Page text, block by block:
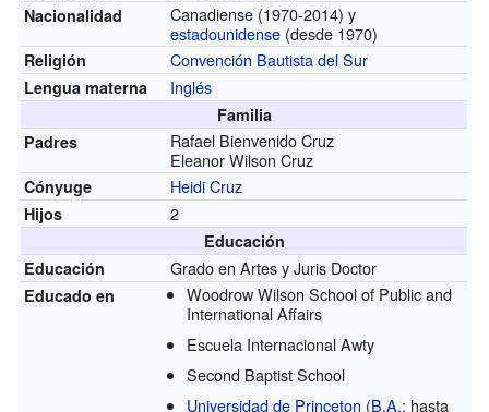
Nacionalidad Canadiense (1970-2014) y
estadounidense (desde 1970)
Religión Convención Bautista del Sur
Lengua materna Inglés
Familia
Padres
Rafael Bienvenido Cruz
Eleanor Wilson Cruz
Cónyuge Heidi Cruz
Hijos 2
Educación
Educación
Grado en Artes y Juris Doctor
Educado en
Woodrow Wilson School of Public and
International Affairs
Escuela Internacional Awty
Second Baptist School
Universidad de Princeton (B.A.; hasta